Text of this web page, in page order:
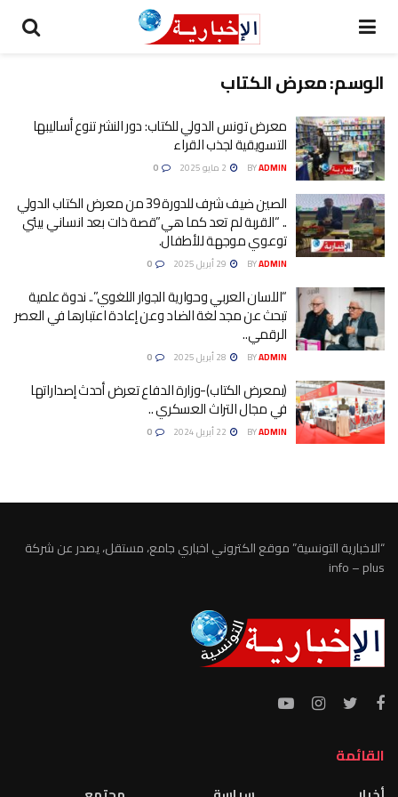
الوسم:معرض الكتاب
معرض تونس الدولي للكتاب: دور النشر تنوع أساليبها
التسويقية لجذب القراء
BYADMIN
الصين ضيف شرف للدورة 39 من معرض الكتاب الدولي
.. “القربة لم تعد كما هي”قصة ذات بعد انساني بيئي
توعوي موجهة للأطفال.
BYADMIN
“اللسان العربي وحوارية الجوار اللغوي”.. ندوة علمية
تبحث عن مجد لغة الضاد وعن إعادة اعتبارها في العصر
الرقمي..
BYADMIN
(بمعرض الكتاب)-وزارة الدفاع تعرض أحدث إصداراتها
في مجال التراث العسكري ..
BYADMIN
“الاخبارية التونسية” موقع الكتروني اخباري جامع، مستقل، يصدر عن شركة
info – plus
القائمة